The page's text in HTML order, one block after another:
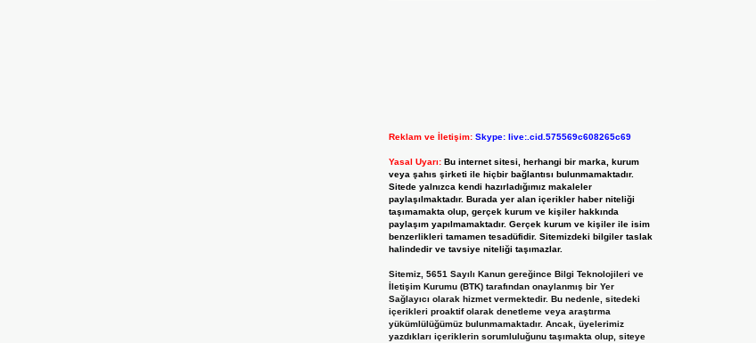
Reklam ve İletişim: Skype: live:.cid.575569c608265c69
Yasal Uyarı: Bu internet sitesi, herhangi bir marka, kurum
veya şahıs şirketi ile hiçbir bağlantısı bulunmamaktadır.
Sitede yalnızca kendi hazırladığımız makaleler
paylaşılmaktadır. Burada yer alan içerikler haber niteliği
taşımamakta olup, gerçek kurum ve kişiler hakkında
paylaşım yapılmamaktadır. Gerçek kurum ve kişiler ile isim
benzerlikleri tamamen tesadüfidir. Sitemizdeki bilgiler taslak
halindedir ve tavsiye niteliği taşımazlar.
Sitemiz, 5651 Sayılı Kanun gereğince Bilgi Teknolojileri ve
İletişim Kurumu (BTK) tarafından onaylanmış bir Yer
Sağlayıcı olarak hizmet vermektedir. Bu nedenle, sitedeki
içerikleri proaktif olarak denetleme veya araştırma
yükümlülüğümüz bulunmamaktadır. Ancak, üyelerimiz
yazdıkları içeriklerin sorumluluğunu taşımakta olup, siteye